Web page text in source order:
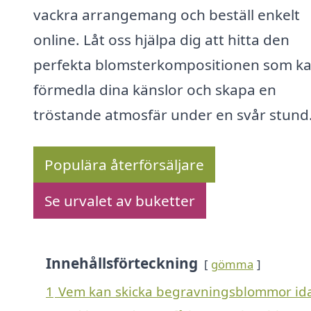
vackra arrangemang och beställ enkelt
online. Låt oss hjälpa dig att hitta den
perfekta blomsterkompositionen som
förmedla dina känslor och skapa en
tröstande atmosfär under en svår stund.
Populära återförsäljare
Se urvalet av buketter
Innehållsförteckning gömma
1 Vem kan skicka begravningsblommor